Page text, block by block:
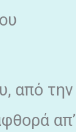
από την
απ’